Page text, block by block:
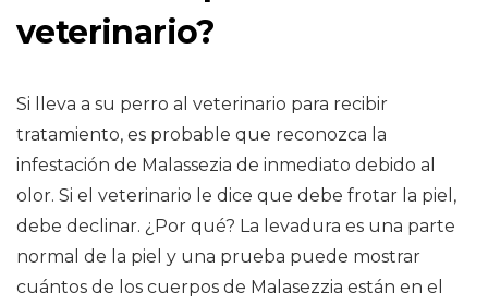
veterinario?
Si lleva a su perro al veterinario para recibir
tratamiento, es probable que reconozca la
infestación de Malassezia de inmediato debido al
olor. Si el veterinario le dice que debe frotar la piel,
debe declinar. ¿Por qué? La levadura es una parte
normal de la piel y una prueba puede mostrar
cuántos de los cuerpos de Malasezzia están en el